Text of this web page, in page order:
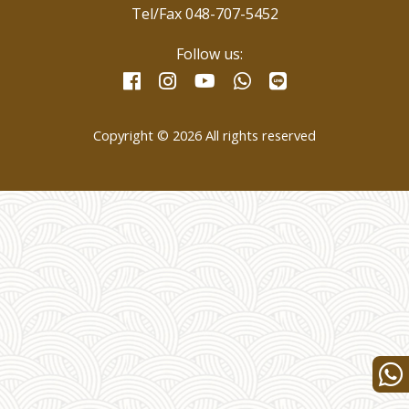
Tel/Fax 048-707-5452
Follow us:
facebookinstagramyoutubewhatsapp
Copyright © 2026 All rights reserved
us
for